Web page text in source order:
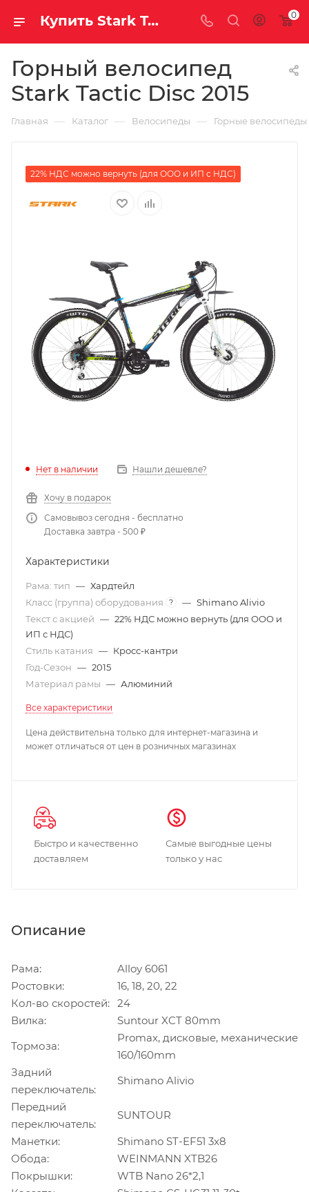
Купить Stark Tactic Disc 2015 за рублей, а со скидкой 0
Горный велосипед
Stark Tactic Disc 2015
Главная — Каталог — Велосипеды — Горные велосипеды
22% НДС можно вернуть (для ООО и ИП с НДС)
Нет в наличии Нашли дешевле?
Хочу в подарок
Самовывоз сегодня - бесплатно
Доставка завтра - 500 ₽
Характеристики
Рама: тип — Хардтейл
Класс (группа) оборудования
? — Shimano Alivio
Текст с акцией — 22% НДС можно вернуть (для ООО и
ИП с НДС)
Стиль катания — Кросс-кантри
Год-Сезон — 2015
Материал рамы — Алюминий
Все характеристики
Цена действительна только для интернет-магазина и
может отличаться от цен в розничных магазинах
Быстро и качественно
доставляем
Самые выгодные цены
только у нас
Описание
Рама:
Alloy 6061
Ростовки:
16, 18, 20, 22
Кол-во скоростей: 24
Вилка:
Suntour XCT 80mm
Тормоза:
Promax, дисковые, механические
160/160mm
Задний
переключатель:
Shimano Alivio
Передний
переключатель:
SUNTOUR
Манетки:
Shimano ST-EF51 3x8
Обода:
WEINMANN XTB26
Покрышки:
WTB Nano 26*2,1